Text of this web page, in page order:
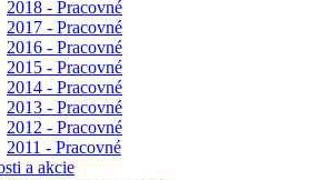
2018 - Pracovné
2017 - Pracovné
2016 - Pracovné
2015 - Pracovné
2014 - Pracovné
2013 - Pracovné
2012 - Pracovné
2011 - Pracovné
a akcie